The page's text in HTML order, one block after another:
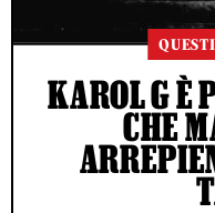
KAROL G È
CHE